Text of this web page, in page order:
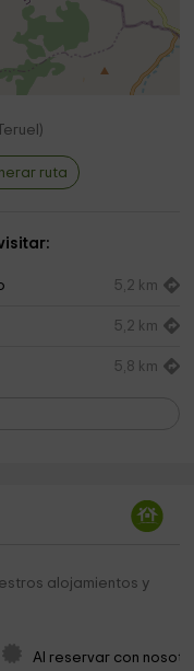
Teruel )
ruta
5,2 km
5,2 km
5,8 km
Del
6,1 km
6,2 km
alojamientos y
Al reservar con